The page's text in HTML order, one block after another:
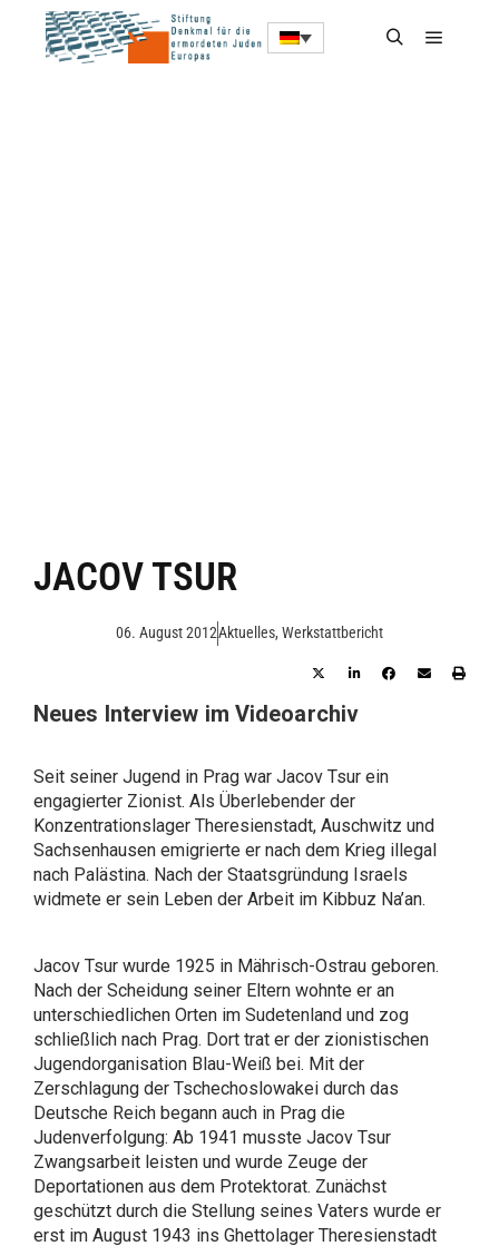
JACOV TSUR
06. August 2012Aktuelles, Werkstattbericht
Neues Interview im Videoarchiv
Seit seiner Jugend in Prag war Jacov Tsur ein
engagierter Zionist. Als Überlebender der
Konzentrationslager Theresienstadt, Auschwitz und
Sachsenhausen emigrierte er nach dem Krieg illegal
nach Palästina. Nach der Staatsgründung Israels
widmete er sein Leben der Arbeit im Kibbuz Na’an.
Jacov Tsur wurde 1925 in Mährisch-Ostrau geboren.
Nach der Scheidung seiner Eltern wohnte er an
unterschiedlichen Orten im Sudetenland und zog
schließlich nach Prag. Dort trat er der zionistischen
Jugendorganisation Blau-Weiß bei. Mit der
Zerschlagung der Tschechoslowakei durch das
Deutsche Reich begann auch in Prag die
Judenverfolgung: Ab 1941 musste Jacov Tsur
Zwangsarbeit leisten und wurde Zeuge der
Deportationen aus dem Protektorat. Zunächst
geschützt durch die Stellung seines Vaters wurde er
erst im August 1943 ins Ghettolager Theresienstadt